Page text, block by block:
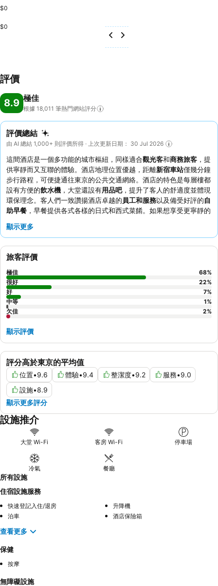
$0
$0
評價
8.9 極佳
根據 18,011 筆熱門網站評分
評價總結
由 AI 總結 1,000+ 則評價所得 · 上次更新日期： 30 Jul 2026
這間酒店是一個多功能的城市樞紐，同樣適合觀光客和商務旅客 ，提
供寧靜而又互聯的體驗。酒店地理位置優越，距離新宿車站僅幾分鐘
步行路程，可便捷通往東京的公共交通網絡。酒店的特色是每層樓都
設有方便的飲水機 ，大堂還設有用品吧，提升了客人的舒適度並體現
環保理念。客人們一致讚揚酒店卓越的員工和服務以及備受好評的自
助早餐 ，早餐提供各式各樣的日式和西式菜餚。如果想享受更寧靜的
交通噪音。
顯示更多
評分高於東京的平均值
位置•9.6 體驗•9.4 整潔度•9.2 服務•9.0
設施•8.9
顯示更多評分
旅客評價
極佳 68%
很好
22%
好
7%
中等
1%
欠佳
2%
顯示評價
設施推介
大堂 Wi-Fi 客房 Wi-Fi 停車場
冷氣 餐廳
所有設施
住宿設施服務
快速登記入住/退房
升降機
泊車
酒店保險箱
查看更多
保健
按摩
無障礙設施